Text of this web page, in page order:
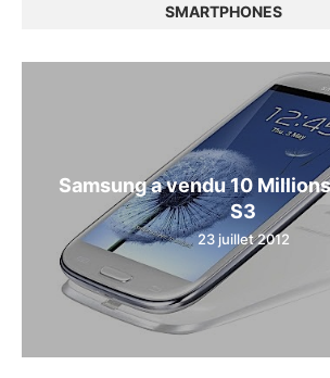
SMARTPHONES
Samsung a vendu 10
S3
23 juillet 2012